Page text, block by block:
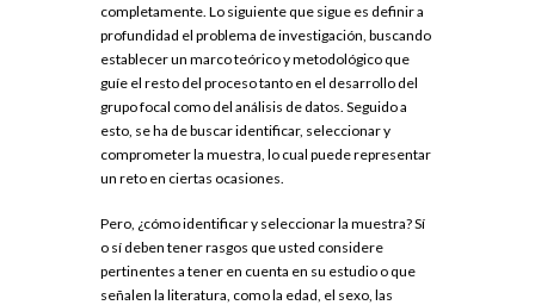
completamente. Lo siguiente que sigue es definir a
profundidad el problema de investigación, buscando
establecer un marco teórico y metodológico que
guíe el resto del proceso tanto en el desarrollo del
grupo focal como del análisis de datos. Seguido a
esto, se ha de buscar identificar, seleccionar y
comprometer la muestra, lo cual puede representar
un reto en ciertas ocasiones.
Pero, ¿cómo identificar y seleccionar la muestra? Sí
o sí deben tener rasgos que usted considere
pertinentes a tener en cuenta en su estudio o que
señalen la literatura, como la edad, el sexo, las